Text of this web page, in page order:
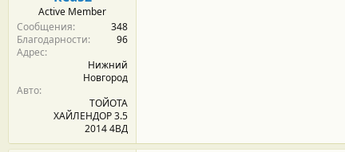
Active Member
Сообщения
348
Благодарности
96
Адрес
Нижний
Новгород
Авто
ТОЙОТА
ХАЙЛЕНДОР 3.5
2014 4ВД